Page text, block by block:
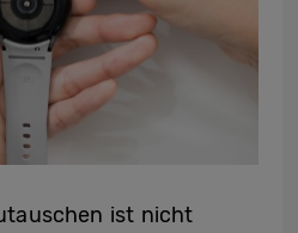
ist nicht